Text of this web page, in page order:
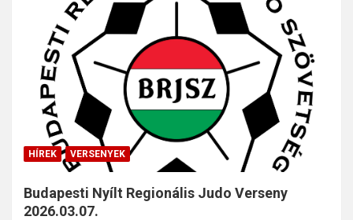
HÍREK VERSENYEK
Budapesti Nyílt Regionális Judo Verseny
2026.03.07.